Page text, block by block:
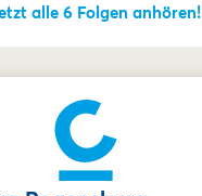
alle 6 Folgen anhören!